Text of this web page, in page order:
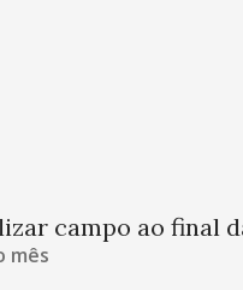
campo ao final
mês